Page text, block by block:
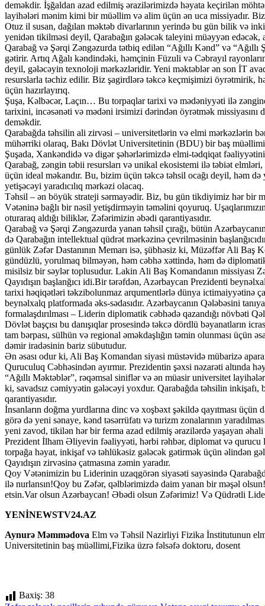
deməkdir. İşğaldan azad edilmiş ərazilərimizdə həyata keçirilən
layihələri mənim kimi bir müəllim və alim üçün ən uca missiyadır.
Otuz il susan, dağılan məktəb divarlarının yerində bu gün bilik və
yenidən tikilməsi deyil, Qarabağın gələcək taleyini müəyyən edəcək,
Qarabağ və Şərqi Zəngəzurda tətbiq edilən “Ağıllı Kənd” və “Ağıllı
gətirir. Artıq Ağalı kəndindəki, həmçinin Füzuli və Cəbrayıl
deyil, gələcəyin texnoloji mərkəzləridir. Yeni məktəblər ən son İT
resurslarla təchiz edilir. Biz şagirdlərə təkcə keçmişimizi öyrətmirik,
üçün hazırlayırıq.
Şuşa, Kəlbəcər, Laçın… Bu torpaqlar tarixi və mədəniyyəti ilə
tarixini, incəsənəti və mədəni irsimizi dərindən öyrətmək missiyasını
deməkdir.
Qarabağda təhsilin ali zirvəsi – universitetlərin və elmi mərkəzlərin
mühərriki olaraq, Bakı Dövlət Universitetinin (BDU) bir baş
Şuşada, Xankəndidə və digər şəhərlərimizdə elmi-tədqiqat
Qarabağ, zəngin təbii resursları və unikal ekosistemi ilə təbiət
üçün ideal məkandır. Bu, bizim üçün təkcə təhsil ocağı deyil, həm
yetişəcəyi yaradıcılıq mərkəzi olacaq.
Təhsil – ən böyük strateji sərmayədir. Biz, bu gün tikdiyimiz hər bir
Vətəninə bağlı bir nəsil yetişdirməyin təməlini qoyuruq.
oturaraq aldığı biliklər, Zəfərimizin əbədi qarantiyasıdır.
Qarabağ və Şərqi Zəngəzurda yanan təhsil çırağı, bütün
də Qarabağın intellektual qüdrət mərkəzinə çevrilməsinin
günlük Zəfər Dastanının Memarı isə, şübhəsiz ki, Müzəffər Ali
gündüzlü, yorulmaq bilməyən, həm cəbhə xəttində, həm də
misilsiz bir səylər toplusudur. Lakin Ali Baş Komandanın missiyası
Qayıdışın başlanğıcı idi.Bir tərəfdən, Azərbaycan Prezidenti
tarixi həqiqətləri təkzibolunmaz arqumentlərlə dünya ictimaiyyətinə
beynəlxalq platformada əks-sədasıdır. Azərbaycanın Qələbəsini
formalaşdırılması – Liderin diplomatik cəbhədə qazandığı növbəti
Dövlət başçısı bu danışıqlar prosesində təkcə dördlü bəyanatların
tam bərpası, sülhün və regional əməkdaşlığın təmin olunması üçün
dəmir iradəsinin bariz sübutudur.
Ən əsası odur ki, Ali Baş Komandan siyasi müstəvidə mübarizə
Quruculuq Cəbhəsindən ayırmır. Prezidentin şəxsi nəzarəti altında
“Ağıllı Məktəblər”, rəqəmsal siniflər və ən müasir universitet
ki, savadsız cəmiyyətin gələcəyi yoxdur. Qarabağda təhsilin
qarantiyasıdır.
İnsanların doğma yurdlarına dinc və xoşbəxt şəkildə qayıtması
görə də yeni sənaye, kənd təsərrüfatı və turizm zonalarının
yeni zavod, tikilən hər bir ferma azad edilmiş ərazilərdə yaşayan
Prezident İlham Əliyevin fəaliyyəti, hərbi rəhbər, diplomat və qurucu
torpağa həyat, inkişaf və təhlükəsiz gələcək gətirmək üçün əlindən
Qayıdışın zirvəsinə çatmasına zəmin yaradır.
Qoy Vətənimizin bu Liderinin uzaqgörən siyasəti sayəsində
ilə nurlansın!Qoy bu Zəfər, qəlblərimizdə daim yanan bir məşəl
etsin.Var olsun Azərbaycan! Əbədi olsun Zəfərimiz! Və Qüdrətli
YENİNEWSTV24.AZ
Aynurə Məmmədova Elm və Təhsil Nazirliyi Fizika İnstitutunun
Universitetinin baş müəllimi,Fizika üzrə fəlsəfə doktoru, dosent
Baxiş: 38